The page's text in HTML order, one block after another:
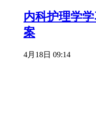
内科护理学
案
4月18日 09:14